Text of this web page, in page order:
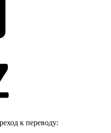
к переводу: